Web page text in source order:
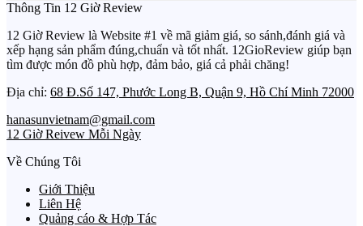
Thông Tin 12 Giờ Review
12 Giờ Review là Website #1 về mã giảm giá, so sánh,đánh giá và
xếp hạng sản phẩm đúng,chuẩn và tốt nhất. 12GioReview giúp bạn
tìm được món đồ phù hợp, đảm bảo, giá cả phải chăng!
Địa chỉ: 68 Đ.Số 147, Phước Long B, Quận 9, Hồ Chí Minh 72000
hanasunvietnam@gmail.com
12 Giờ Reivew Mỗi Ngày
Về Chúng Tôi
Giới Thiệu
Liên Hệ
Quảng cáo & Hợp Tác